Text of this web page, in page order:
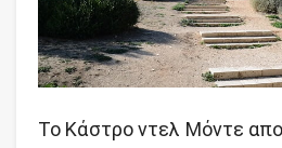
Το Κάστρο ντελ Μόντε